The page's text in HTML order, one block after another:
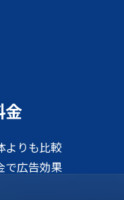
金
よりも比較
で広告効果